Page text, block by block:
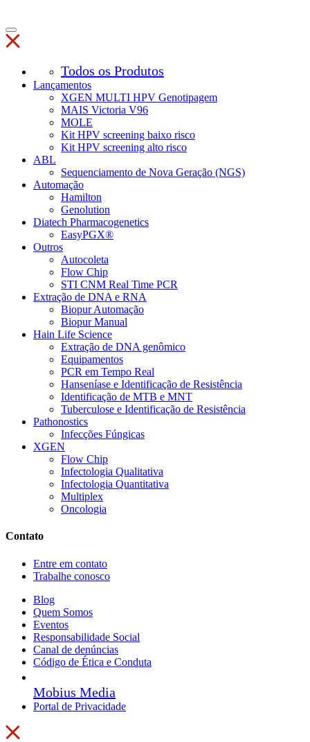
Todos os Produtos
Lançamentos
XGEN MULTI HPV Genotipagem
MAIS Victoria V96
MOLE
Kit HPV screening baixo risco
Kit HPV screening alto risco
ABL
Sequenciamento de Nova Geração (NGS)
Automação
Hamilton
Genolution
Diatech Pharmacogenetics
EasyPGX®
Outros
Autocoleta
Flow Chip
STI CNM Real Time PCR
Extração de DNA e RNA
Biopur Automação
Biopur Manual
Hain Life Science
Extração de DNA genômico
Equipamentos
PCR em Tempo Real
Hanseníase e Identificação de Resistência
Identificação de MTB e MNT
Tuberculose e Identificação de Resistência
Pathonostics
Infecções Fúngicas
XGEN
Flow Chip
Infectologia Qualitativa
Infectologia Quantitativa
Multiplex
Oncologia
Contato
Entre em contato
Trabalhe conosco
Blog
Quem Somos
Eventos
Responsabilidade Social
Canal de denúncias
Código de Ética e Conduta
Mobius Media
Portal de Privacidade